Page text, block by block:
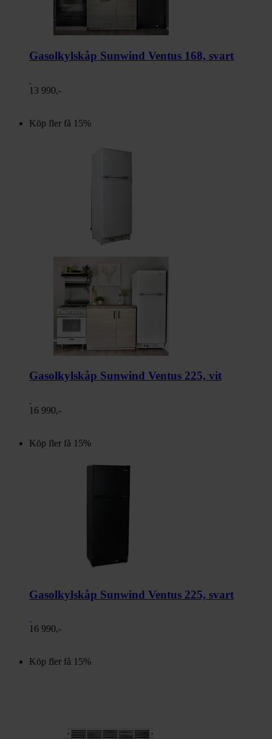
Gasolkylskåp Sunwind Ventus 168, svart
13 990,-
Köp fler få 15%
Gasolkylskåp Sunwind Ventus 225, vit
16 990,-
Köp fler få 15%
Gasolkylskåp Sunwind Ventus 225, svart
16 990,-
Köp fler få 15%